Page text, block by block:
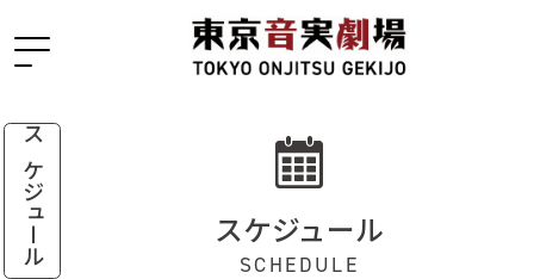
スケジュール スケジュール
SCHEDULE